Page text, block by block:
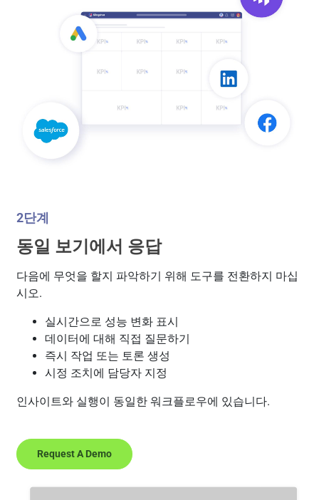
2단계
동일 보기에서 응답
다음에 무엇을 할지 파악하기 위해 도구를 전환하지 마십
시오.
실시간으로 성능 변화 표시
데이터에 대해 직접 질문하기
즉시 작업 또는 토론 생성
시정 조치에 담당자 지정
인사이트와 실행이 동일한 워크플로우에 있습니다.
Request A Demo